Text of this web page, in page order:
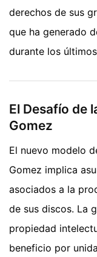
derechos de sus
que ha generado
durante los
El Desafío de
Gomez
El nuevo modelo
Gomez implica
asociados a la
de sus discos. La
propiedad
beneficio por